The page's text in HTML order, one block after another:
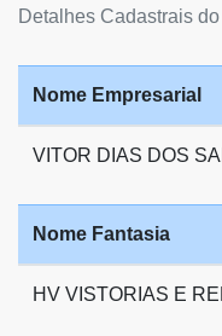
Detalhes Cadastrais
Nome Empresarial
VITOR DIAS DOS
Nome Fantasia
HV VISTORIAS E